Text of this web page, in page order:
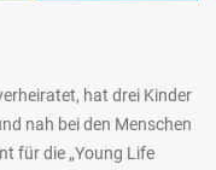
hat drei Kinder
nah bei den Menschen
für die „Young Life